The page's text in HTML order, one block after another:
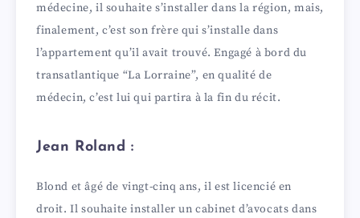
médecine, il souhaite s’installer dans la région, mais,
finalement, c’est son frère qui s’installe dans
l’appartement qu’il avait trouvé. Engagé à bord du
transatlantique “La Lorraine”, en qualité de
médecin, c’est lui qui partira à la fin du récit.
Jean Roland :
Blond et âgé de vingt-cinq ans, il est licencié en
droit. Il souhaite installer un cabinet d’avocats dans